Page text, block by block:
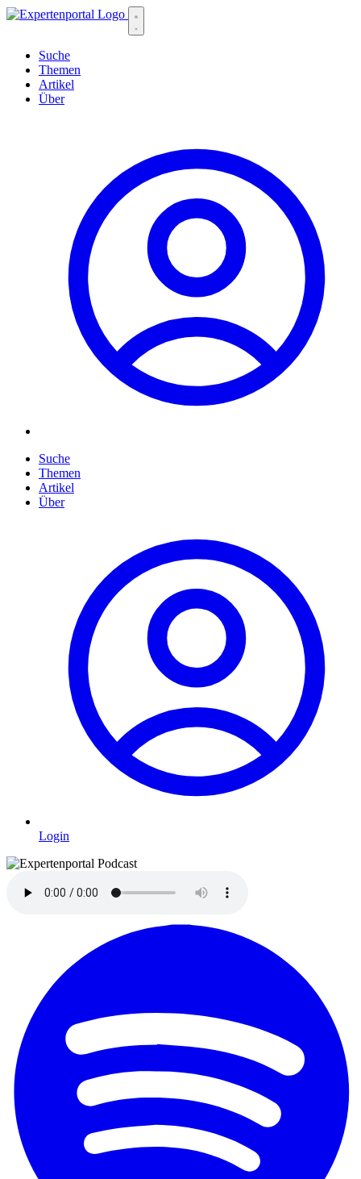
Suche
Themen
Artikel
Über
Suche
Themen
Artikel
Über
Login